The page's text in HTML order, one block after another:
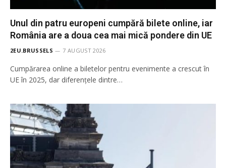
Unul din patru europeni cumpără bilete online, iar
România are a doua cea mai mică pondere din UE
2EU.BRUSSELS 7 AUGUST 2026
Cumpărarea online a biletelor pentru evenimente a crescut în
UE în 2025, dar diferențele dintre…